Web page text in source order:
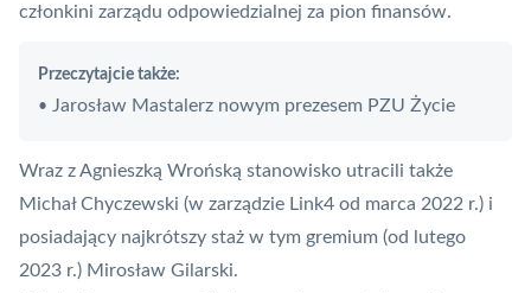
członkini zarządu odpowiedzialnej za pion finansów.
Przeczytajcie także:
• Jarosław Mastalerz nowym prezesem PZU Życie
Wraz z Agnieszką Wrońską stanowisko utracili także
Michał Chyczewski (w zarządzie Link4 od marca 2022 r.) i
posiadający najkrótszy staż w tym gremium (od lutego
2023 r.) Mirosław Gilarski.